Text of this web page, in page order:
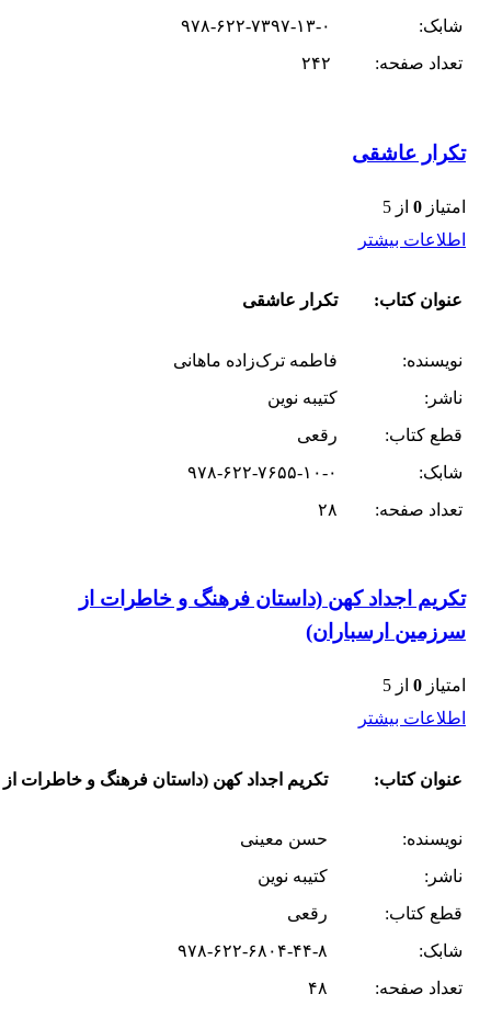
شابک:
۹۷۸-۶۲۲-۷۳۹۷-۱۳-۰
تعداد صفحه:
۲۴۲
تکرار عاشقی
امتیاز 0 از 5
اطلاعات بیشتر
عنوان کتاب: تکرار عاشقی
نویسنده:
فاطمه ترک‌زاده ماهانی
ناشر:
کتیبه نوین
قطع کتاب:
رقعی
شابک:
۹۷۸-۶۲۲-۷۶۵۵-۱۰-۰
تعداد صفحه:
۲۸
تکریم اجداد کهن (داستان فرهنگ و خاطرات از
سرزمین ارسباران)
امتیاز 0 از 5
اطلاعات بیشتر
عنوان کتاب: تکریم اجداد کهن (داستان فرهنگ و خاطرات
نویسنده:
حسن معینی
ناشر:
کتیبه نوین
قطع کتاب:
رقعی
شابک:
۹۷۸-۶۲۲-۶۸۰۴-۴۴-۸
تعداد صفحه:
۴۸